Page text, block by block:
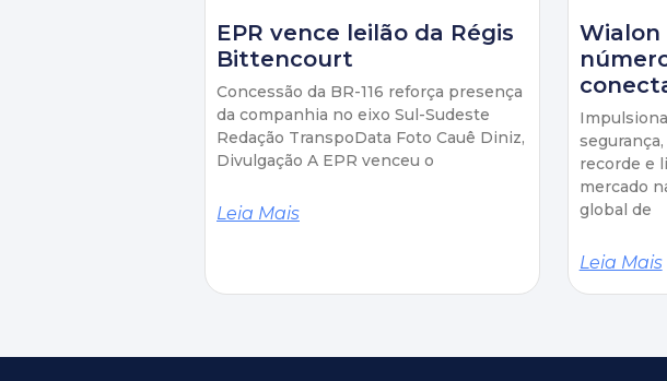
EPR vence leilão da Régis
Bittencourt
Concessão da BR-116 reforça presença
da companhia no eixo Sul-Sudeste
Redação TranspoData Foto Cauê Diniz,
Divulgação A EPR venceu o
Leia Mais
Wialon
recorde e
mercado
global de
Leia Mais